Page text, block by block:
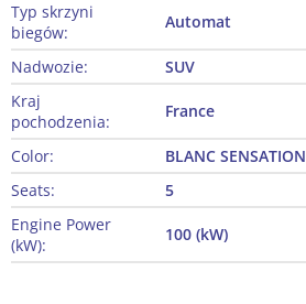
Typ skrzyni
biegów:
Automat
Nadwozie:
SUV
Kraj
pochodzenia:
France
Color:
BLANC SENSATION
Seats:
5
Engine Power
(kW):
100 (kW)